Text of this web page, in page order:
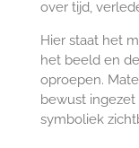
over tijd,
Hier staat het
het beeld en
oproepen.
bewust
symboliek